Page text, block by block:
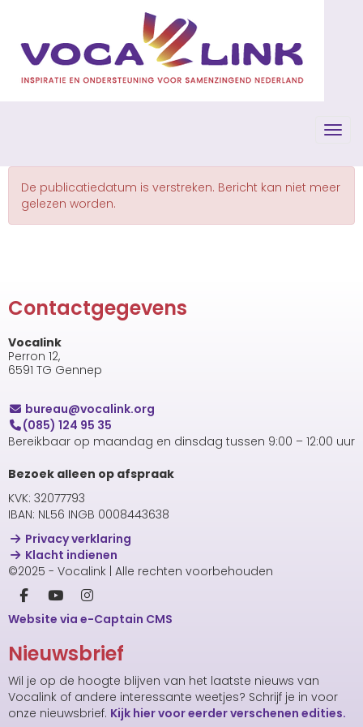
De publicatiedatum is verstreken. Bericht kan niet meer
gelezen worden.
Contactgegevens
Vocalink
Perron 12,
6591 TG Gennep
uaerub@vocalink.org
(085) 124 95 35
Bereikbaar op maandag en dinsdag tussen 9:00 – 12:00 uur
Bezoek alleen op afspraak
KVK: 32077793
IBAN: NL56 INGB 0008443638
Privacy verklaring
Klacht indienen
©2025 - Vocalink | Alle rechten voorbehouden
Website via e-Captain CMS
Nieuwsbrief
Wil je op de hoogte blijven van het laatste nieuws van
Vocalink of andere interessante weetjes? Schrijf je in voor
onze nieuwsbrief. Kijk hier voor eerder verschenen edities.